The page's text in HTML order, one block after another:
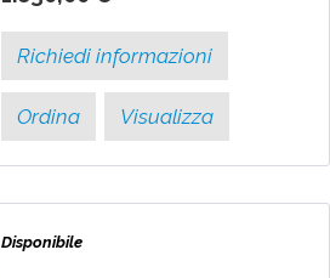
Richiedi informazioni
Ordina Visualizza
Disponibile